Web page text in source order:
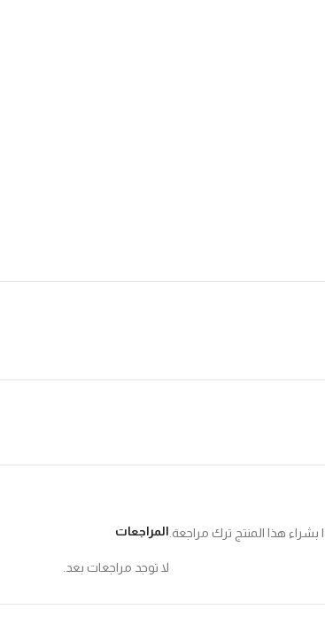
المراجعات
لا توجد مراجعات بعد.
هذا المنتج ترك مراجعة.